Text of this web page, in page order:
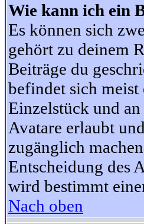
Wie kann ich ein
Es können sich
gehört zu deinem
Beiträge du
befindet sich
Einzelstück und
Avatare erlaubt
zugänglich
Entscheidung des
wird bestimmt
Nach oben